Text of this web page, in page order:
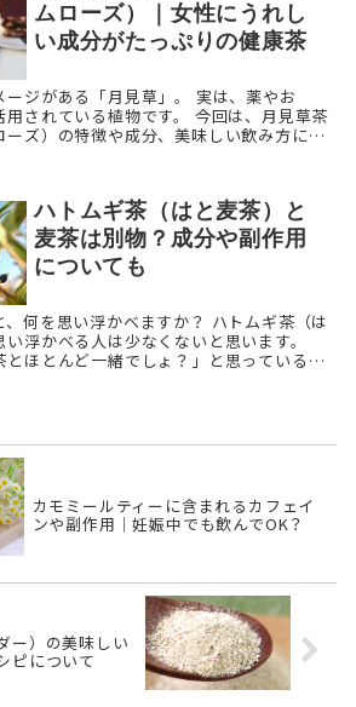
ムローズ）｜女性にうれし
い成分がたっぷりの健康茶
ジがある「月見草」。 実は、薬やお
されている植物です。 今回は、月見草茶
ーズ）の特徴や成分、美味しい飲み方につ
ハトムギ茶（はと麦茶）と
麦茶は別物？成分や副作用
についても
何を思い浮かべますか？ ハトムギ茶（は
浮かべる人は少なくないと思います。
とほとんど一緒でしょ？」と思っている方
カモミールティーに含まれるカフェイ
ンや副作用｜妊娠中でも飲んでOK？
ー）の美味しい
ピについて